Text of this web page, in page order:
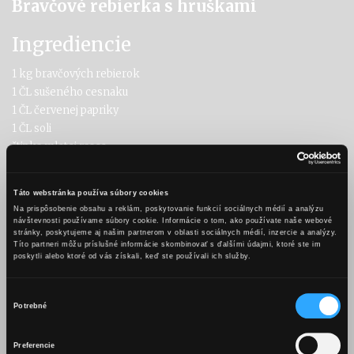
Táto webstránka používa súbory cookies
Na prispôsobenie obsahu a reklám, poskytovanie funkcií sociálnych médií a analýzu
návštevnosti používame súbory cookie. Informácie o tom, ako používate naše webové
stránky, poskytujeme aj našim partnerom v oblasti sociálnych médií, inzercie a analýzy.
Títo partneri môžu príslušné informácie skombinovať s ďalšími údajmi, ktoré ste im
poskytli alebo ktoré od vás získali, keď ste používali ich služby.
Potrebné
Preferencie
Bravčové rebierka s hruškami
Ingrediencie
1 kg bravčových rebierok
1 ČL sušeného cesnaku
1 ČL červenej papriky
1 ČL soli
štipka mletej rasce
Omáčka na dogrilovanie
2 PL oleja